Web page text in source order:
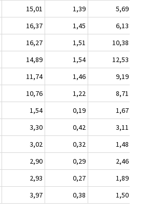
15,01 1,39
5,69
16,37 1,45
6,13
16,27 1,51
10,38
14,89 1,54
12,53
11,74 1,46
9,19
10,76 1,22
8,71
1,54 0,19
1,67
3,30 0,42
3,11
3,02 0,32
1,48
2,90 0,29
2,46
2,93 0,27
1,89
3,97 0,38 1,50